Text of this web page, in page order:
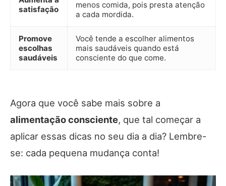
satisfação
menos comida, pois presta atenção
a cada mordida.
Promove
escolhas
saudáveis
Você tende a escolher alimentos
mais saudáveis quando está
consciente do que come.
Agora que você sabe mais sobre a
alimentação consciente, que tal começar a
aplicar essas dicas no seu dia a dia? Lembre-
se: cada pequena mudança conta!